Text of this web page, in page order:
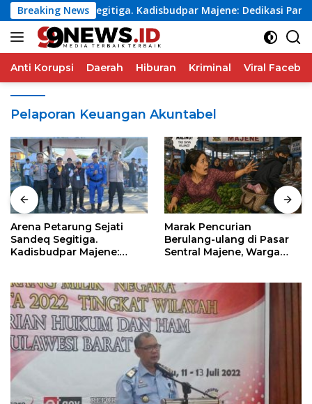
Langsung
ke
konten
Breaking News
Sandeq Segitiga. Kadisbudpar Majene: Dedikasi Para
Anti Korupsi Daerah Hiburan Kriminal Viral
Pelaporan Keuangan Akuntabel
Marak Pencurian
Berulang-ulang di Pasar
Sentral Majene, Warga
Gempa M5,7 Guncang
Halmahera Barat, Getaran
Terasa hingga Manado